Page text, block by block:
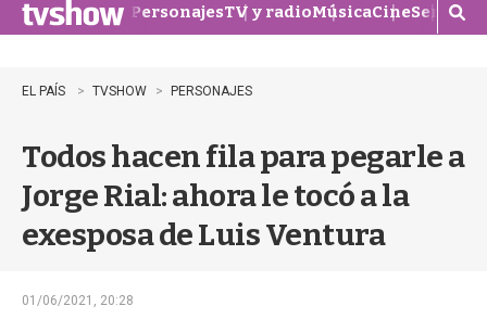
n
u
PersonajesTV y radioMúsicaCineSeries
M
o
r
b
EL PAÍS TVSHOW PERSONAJES
Todos hacen fila para pegarle a
Jorge Rial: ahora le tocó a la
exesposa de Luis Ventura
01/06/2021, 20:28